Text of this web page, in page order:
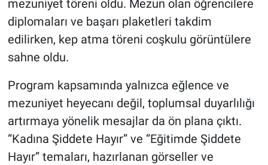
mezuniyet töreni oldu. Mezun olan öğrencilere
diplomaları ve başarı plaketleri takdim
edilirken, kep atma töreni coşkulu görüntülere
sahne oldu.
Program kapsamında yalnızca eğlence ve
mezuniyet heyecanı değil, toplumsal duyarlılığı
artırmaya yönelik mesajlar da ön plana çıktı.
“Kadına Şiddete Hayır” ve “Eğitimde Şiddete
Hayır” temaları, hazırlanan görseller ve